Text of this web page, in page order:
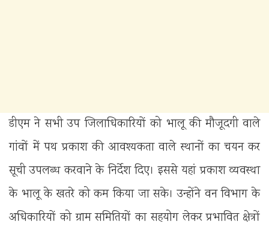
डीएम ने सभी उप जिलाधिकारियों को भालू की मौजूदगी वाले
गांवों में पथ प्रकाश की आवश्यकता वाले स्थानों का चयन कर
सूची उपलब्ध करवाने के निर्देश दिए। इससे यहां प्रकाश व्यवस्था
के भालू के खतरे को कम किया जा सके। उन्होंने वन विभाग के
अधिकारियों को ग्राम समितियों का सहयोग लेकर प्रभावित क्षेत्रों